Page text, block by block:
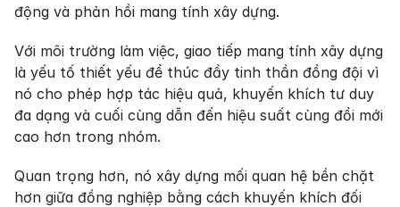
động và phản hồi mang tính xây dựng.
Với môi trường làm việc, giao tiếp mang tính xây dựng
là yếu tố thiết yếu để thúc đẩy tinh thần đồng đội vì
nó cho phép hợp tác hiệu quả, khuyến khích tư duy
đa dạng và cuối cùng dẫn đến hiệu suất cùng đổi mới
cao hơn trong nhóm.
Quan trọng hơn, nó xây dựng mối quan hệ bền chặt
hơn giữa đồng nghiệp bằng cách khuyến khích đối